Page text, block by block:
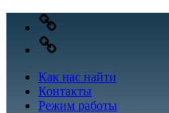
content
VK
OK
Как нас найти
Контакты
Режим работы